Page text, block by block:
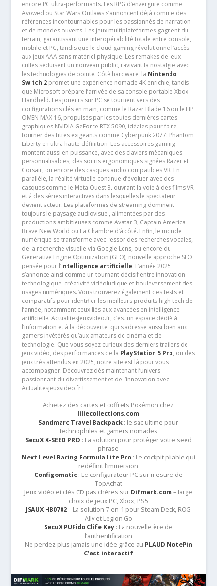
encore PC ultra-performants. Les RPG d’envergure comme
Avowed ou Star Wars Outlaws s’annoncent déjà comme des
références incontournables pour les passionnés de narration
et de mondes ouverts. Les jeux multiplateformes gagnent du
terrain, garantissant une interopérabilité totale entre console,
mobile et PC, tandis que le cloud gaming révolutionne l’accès
aux jeux AAA sans matériel physique. Les remakes de jeux
cultes séduisent un nouveau public, ravivant la nostalgie avec
les technologies de pointe. Côté hardware, la Nintendo
Switch 2promet une expérience nomade 4K enrichie, tandis
que Microsoft prépare l’arrivée de sa console portable Xbox
Handheld. Les joueurs sur PC se tournent vers des
configurations clés en main, comme le Razer Blade 16 ou le HP
OMEN MAX 16, propulsés par les toutes dernières cartes
graphiques NVIDIA GeForce RTX 5090, idéales pour faire
tourner des titres exigeants comme Cyberpunk 2077: Phantom
Liberty en ultra haute définition. Les accessoires gaming
montent aussi en puissance, avec des claviers mécaniques
personnalisables, des souris ergonomiques signées Razer et
Corsair, ou encore des casques audio compatibles VR. En
parallèle, la réalité virtuelle continue d’évoluer avec des
casques comme le Meta Quest 3, ouvrant la voie à des films VR
et à des séries interactives dans lesquelles le spectateur
devient acteur. Les plateformes de streaming dominent
toujours le paysage audiovisuel, alimentées par des
productions ambitieuses comme Avatar 3, Captain America:
Brave New World ou La Chambre d’à côté. Enfin, le monde
numérique se transforme avec l’essor des recherches vocales,
de la recherche visuelle via Google Lens, ou encore du
Generative Engine Optimization (GEO), nouvelle approche SEO
pensée pour l’intelligence artificielle. L’année 2025
s’annonce ainsi comme un tournant décisif entre innovation
technologique, créativité vidéoludique et bouleversement des
usages numériques. Vous trouverez également des tests et
comparatifs pour identifier les meilleurs produits high-tech de
l’année, notamment ceux liés aux avancées en intelligence
artificielle. Actualitesjeuxvideo.fr, c’est un espace dédié à
l’information et à la découverte, qui s’adresse aussi bien aux
gamers invétérés qu’aux amateurs de cinéma et de
technologie. Que vous soyez curieux des derniers trailers de
jeux vidéo, des performances de la PlayStation 5 Pro, ou des
jeux très attendus en 2025, notre site est là pour vous
accompagner. Découvrez dès maintenant l’univers
passionnant du divertissement et de l’innovation avec
Actualitesjeuxvideo.fr !
Achetez des cartes et coffrets Pokémon chez
liliecollections.com
Sandmarc Travel Backpack : le sac ultime pour
technophiles et gamers nomades
SecuX X-SEED PRO : La solution pour protéger votre seed
phrase
Next Level Racing Formula Lite Pro: Le cockpit pliable qui
redéfinit l’immersion
Configomatic: Le configurateur PC sur mesure de
TopAchat
Jeux vidéo et clés CD pas chères sur Difmark.com – large
choix de jeux PC, Xbox, PS5
JSAUX HB0702– La solution 7-en-1 pour Steam Deck, ROG
Ally et Legion Go
SecuX PUFido Clife Key : La nouvelle ère de
l’authentification
Ne perdez plus jamais une idée grâce au PLAUD NotePin
C’est interactif